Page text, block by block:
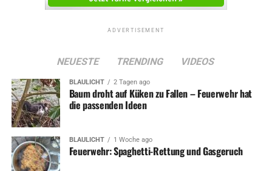
ADVERTISEMENT
NEUESTE TRENDING VIDEOS
BLAULICHT 2 Tagen ago
Baum droht auf Küken zu Fallen – Feuerwehr hat
die passenden Ideen
BLAULICHT 1 Woche ago
Feuerwehr: Spaghetti-Rettung und Gasgeruch